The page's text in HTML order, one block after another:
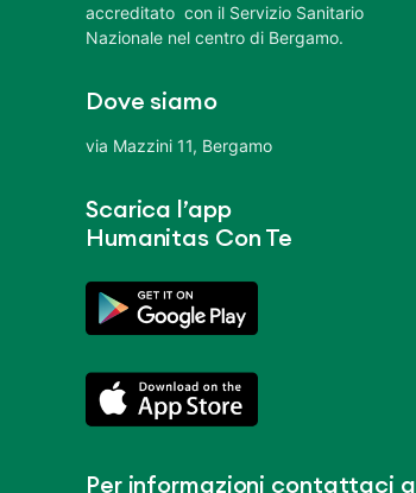
accreditato con il Servizio Sanitario
Nazionale nel centro di Bergamo.
Dove siamo
via Mazzini 11, Bergamo
Scarica l’app
Humanitas Con Te
Per informazioni contattaci al